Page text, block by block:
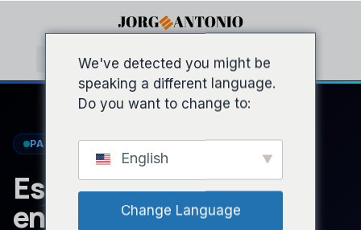
PAID MEDIA & PAID SOCIAL FRAMEWORK
Estrategias Avanzadas
en Meta Ads Manager
We've detected you might be
speaking a different language.
Do you want to change to:
English
Change Language